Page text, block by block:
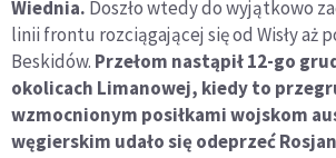
Wiednia. Doszło wtedy do wyjątkowo
linii frontu rozciągającej się od Wisły aż
Beskidów. Przełom nastąpił 12-go
okolicach Limanowej, kiedy to
wzmocnionym posiłkami wojskom
węgierskim udało się odeprzeć